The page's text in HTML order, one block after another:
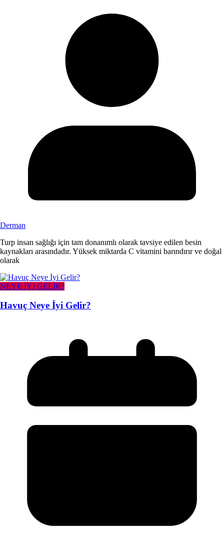
Derman
Turp insan sağlığı için tam donanımlı olarak tavsiye edilen besin
kaynakları arasındadır. Yüksek miktarda C vitamini barındırır ve doğal
olarak
NEYE İYİ GELİR?
Havuç Neye İyi Gelir?